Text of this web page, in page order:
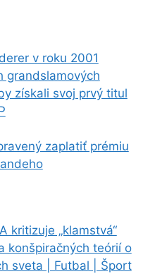
v roku 2001
grandslamových
získali svoj prvý titul
zaplatiť prémiu
kritizuje „klamstvá“
konšpiračných teórií o
sveta | Futbal | Šport